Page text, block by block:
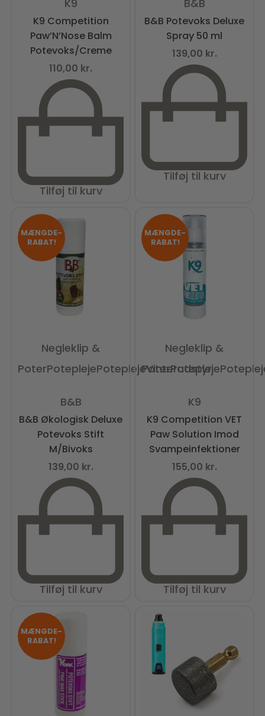
K9
K9 Competition
Paw’N’Nose Balm
Potevoks/Creme
110,00 kr.
Tilføj til kurv
B&B
B&B Potevoks Deluxe
Spray 50 ml
139,00 kr.
Tilføj til kurv
MÆNGDE-
RABAT!
Negleklip &
PoterPoteplejePoteplejeVinterudstyr
B&B
B&B Økologisk Deluxe
Potevoks Stift
M/Bivoks
139,00 kr.
Tilføj til kurv
MÆNGDE-
RABAT!
Negleklip &
PoterPotepleje
K9
K9 Competition VET
Paw Solution Imod
Svampeinfektioner
155,00 kr.
Tilføj til kurv
MÆNGDE-
RABAT!